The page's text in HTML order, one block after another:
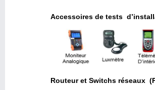
Accessoires de tests
Routeur et Switchs réseaux